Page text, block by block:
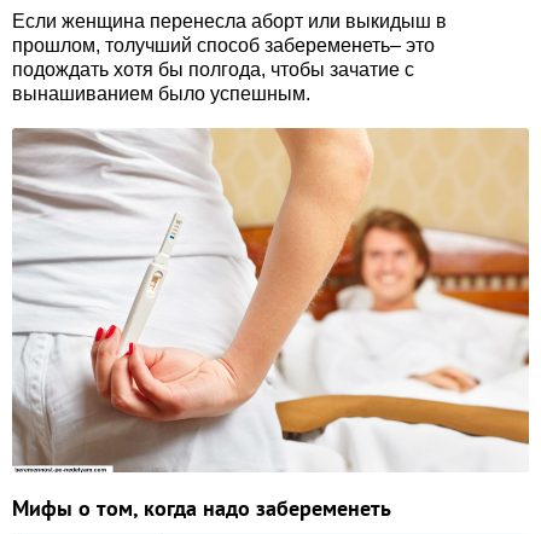
Если женщина перенесла аборт или выкидыш в
прошлом, толучший способ забеременеть– это
подождать хотя бы полгода, чтобы зачатие с
вынашиванием было успешным.
Мифы о том, когда надо забеременеть